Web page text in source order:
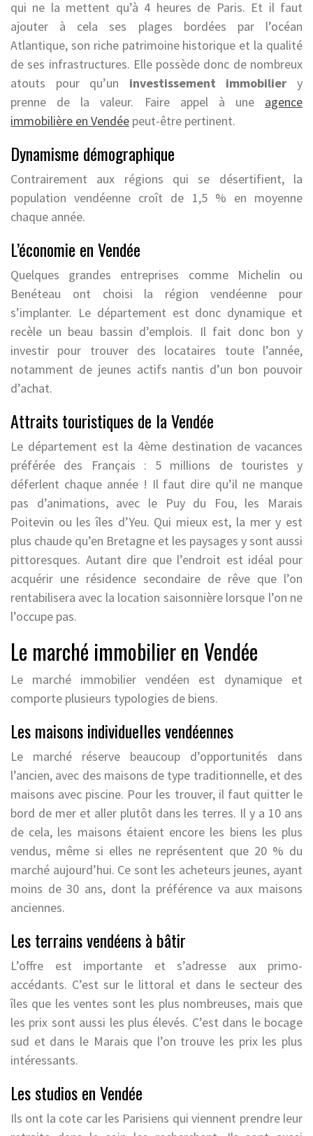
qui ne la mettent qu’à 4 heures de Paris. Et il faut
ajouter à cela ses plages bordées par l’océan
Atlantique, son riche patrimoine historique et la qualité
de ses infrastructures. Elle possède donc de nombreux
atouts pour qu’un investissement immobilier y
prenne de la valeur. Faire appel à une agence
immobilière en Vendée peut-être pertinent.
Dynamisme démographique
Contrairement aux régions qui se désertifient, la
population vendéenne croît de 1,5 % en moyenne
chaque année.
L’économie en Vendée
Quelques grandes entreprises comme Michelin ou
Benéteau ont choisi la région vendéenne pour
s’implanter. Le département est donc dynamique et
recèle un beau bassin d’emplois. Il fait donc bon y
investir pour trouver des locataires toute l’année,
notamment de jeunes actifs nantis d’un bon pouvoir
d’achat.
Attraits touristiques de la Vendée
Le département est la 4ème destination de vacances
préférée des Français : 5 millions de touristes y
déferlent chaque année ! Il faut dire qu’il ne manque
pas d’animations, avec le Puy du Fou, les Marais
Poitevin ou les îles d’Yeu. Qui mieux est, la mer y est
plus chaude qu’en Bretagne et les paysages y sont aussi
pittoresques. Autant dire que l’endroit est idéal pour
acquérir une résidence secondaire de rêve que l’on
rentabilisera avec la location saisonnière lorsque l’on ne
l’occupe pas.
Le marché immobilier en Vendée
Le marché immobilier vendéen est dynamique et
comporte plusieurs typologies de biens.
Les maisons individuelles vendéennes
Le marché réserve beaucoup d’opportunités dans
l’ancien, avec des maisons de type traditionnelle, et des
maisons avec piscine. Pour les trouver, il faut quitter le
bord de mer et aller plutôt dans les terres. Il y a 10 ans
de cela, les maisons étaient encore les biens les plus
vendus, même si elles ne représentent que 20 % du
marché aujourd’hui. Ce sont les acheteurs jeunes, ayant
moins de 30 ans, dont la préférence va aux maisons
anciennes.
Les terrains vendéens à bâtir
L’offre est importante et s’adresse aux primo-
accédants. C’est sur le littoral et dans le secteur des
îles que les ventes sont les plus nombreuses, mais que
les prix sont aussi les plus élevés. C’est dans le bocage
sud et dans le Marais que l’on trouve les prix les plus
intéressants.
Les studios en Vendée
Ils ont la cote car les Parisiens qui viennent prendre leur